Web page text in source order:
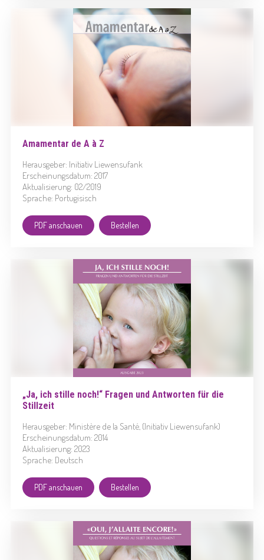
Amamentar de A à Z
Herausgeber: Initiativ Liewensufank
Erscheinungsdatum: 2017
Aktualisierung: 02/2019
Sprache: Portugisisch
PDF anschauen Bestellen
„Ja, ich stille noch!“ Fragen und Antworten für die
Stillzeit
Herausgeber: Ministère de la Santé, (Initiativ Liewensufank)
Erscheinungsdatum: 2014
Aktualisierung: 2023
Sprache: Deutsch
PDF anschauen Bestellen